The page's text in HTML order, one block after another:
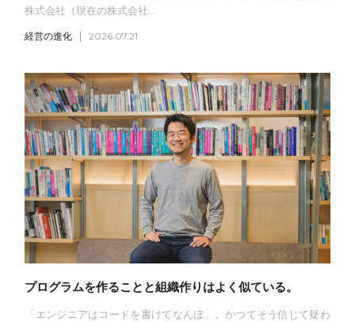
株式会社（現在の株式会社...
経営の進化 2026.07.21
プログラムを作ることと組織作りはよく似ている。
「エンジニアはコードを書けてなんぼ」。かつてそう信じて疑わ